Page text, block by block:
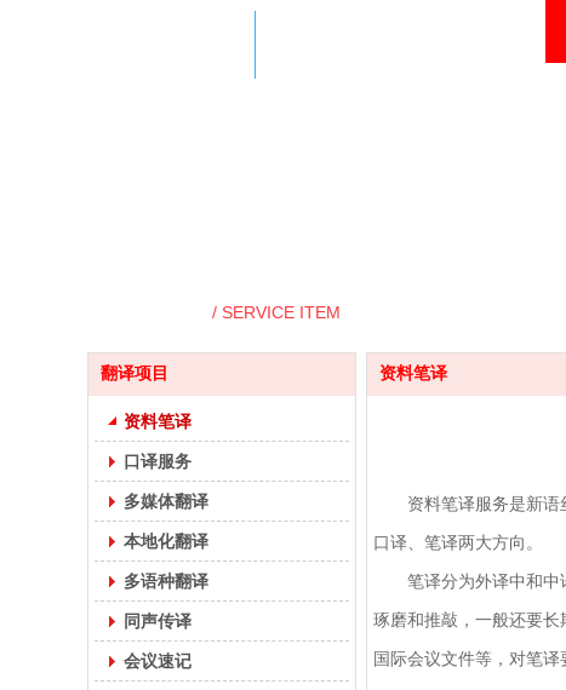
/ SERVICE ITEM
翻译项目
资料笔译
口译服务
多媒体翻译
本地化翻译
多语种翻译
同声传译
会议速记
资料笔译
资料笔译服务是新语丝
口译、笔译两大方向。
笔译分为外译中和中
琢磨和推敲，一般还要长
国际会议文件等，对笔